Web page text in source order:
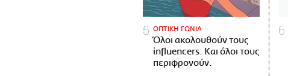
ΟΠΤΙΚΗ ΓΩΝΙΑ
Όλοι ακολουθούν τους
influencers. Και όλοι τους
περιφρονούν.